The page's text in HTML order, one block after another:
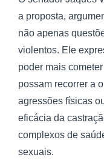
a proposta,
não apenas
violentos. Ele
poder mais
possam recorrer a
agressões físicas
eficácia da
complexos de
sexuais.